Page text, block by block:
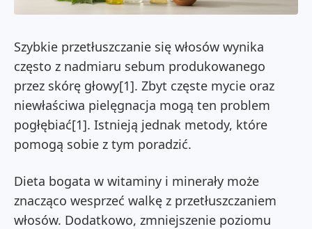
Szybkie przetłuszczanie się włosów wynika
często z nadmiaru sebum produkowanego
przez skórę głowy[1]. Zbyt częste mycie oraz
niewłaściwa pielęgnacja mogą ten problem
pogłębiać[1]. Istnieją jednak metody, które
pomogą sobie z tym poradzić.
Dieta bogata w witaminy i minerały może
znacząco wesprzeć walkę z przetłuszczaniem
włosów. Dodatkowo, zmniejszenie poziomu